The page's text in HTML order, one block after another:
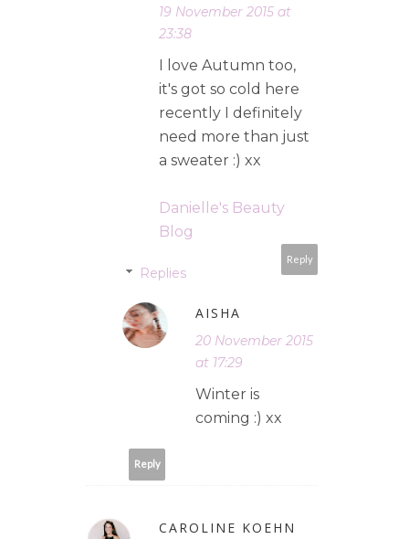
19 November 2015 at
23:38
I love Autumn too,
it's got so cold here
recently I definitely
need more than just
a sweater :) xx
Danielle's Beauty
Blog
Reply
Replies
AISHA
20 November 2015
at 17:29
Winter is
coming :) xx
Reply
CAROLINE KOEHN